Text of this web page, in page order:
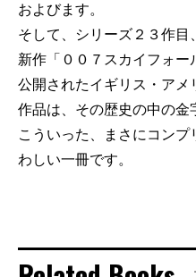
およびます。
そして、シリーズ２３作
新作「００７スカイフォー
公開されたイギリス・アメ
作品は、その歴史の中の金
こういった、まさにコンプ
わしい一冊です。